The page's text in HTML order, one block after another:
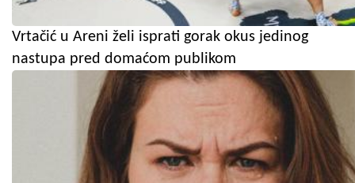
Vrtačić u Areni želi isprati gorak okus jedinog
nastupa pred domaćom publikom